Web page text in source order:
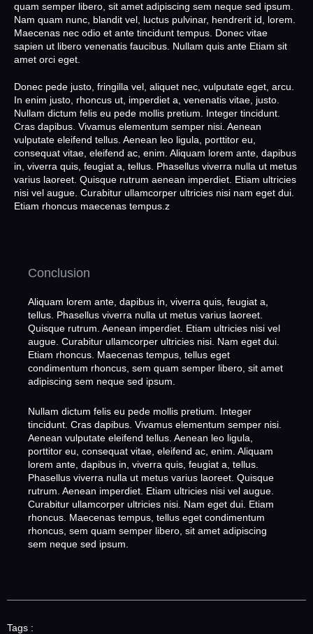
quam semper libero, sit amet adipiscing sem neque sed ipsum.
Nam quam nunc, blandit vel, luctus pulvinar, hendrerit id, lorem.
Maecenas nec odio et ante tincidunt tempus. Donec vitae
sapien ut libero venenatis faucibus. Nullam quis ante Etiam sit
amet orci eget.
Donec pede justo, fringilla vel, aliquet nec, vulputate eget, arcu.
In enim justo, rhoncus ut, imperdiet a, venenatis vitae, justo.
Nullam dictum felis eu pede mollis pretium. Integer tincidunt.
Cras dapibus. Vivamus elementum semper nisi. Aenean
vulputate eleifend tellus. Aenean leo ligula, porttitor eu,
consequat vitae, eleifend ac, enim. Aliquam lorem ante, dapibus
in, viverra quis, feugiat a, tellus. Phasellus viverra nulla ut metus
varius laoreet. Quisque rutrum aenean imperdiet. Etiam ultricies
nisi vel augue. Curabitur ullamcorper ultricies nisi nam eget dui.
Etiam rhoncus maecenas tempus.z
Conclusion
Aliquam lorem ante, dapibus in, viverra quis, feugiat a,
tellus. Phasellus viverra nulla ut metus varius laoreet.
Quisque rutrum. Aenean imperdiet. Etiam ultricies nisi vel
augue. Curabitur ullamcorper ultricies nisi. Nam eget dui.
Etiam rhoncus. Maecenas tempus, tellus eget
condimentum rhoncus, sem quam semper libero, sit amet
adipiscing sem neque sed ipsum.
Nullam dictum felis eu pede mollis pretium. Integer
tincidunt. Cras dapibus. Vivamus elementum semper nisi.
Aenean vulputate eleifend tellus. Aenean leo ligula,
porttitor eu, consequat vitae, eleifend ac, enim. Aliquam
lorem ante, dapibus in, viverra quis, feugiat a, tellus.
Phasellus viverra nulla ut metus varius laoreet. Quisque
rutrum. Aenean imperdiet. Etiam ultricies nisi vel augue.
Curabitur ullamcorper ultricies nisi. Nam eget dui. Etiam
rhoncus. Maecenas tempus, tellus eget condimentum
rhoncus, sem quam semper libero, sit amet adipiscing
sem neque sed ipsum.
Tags :